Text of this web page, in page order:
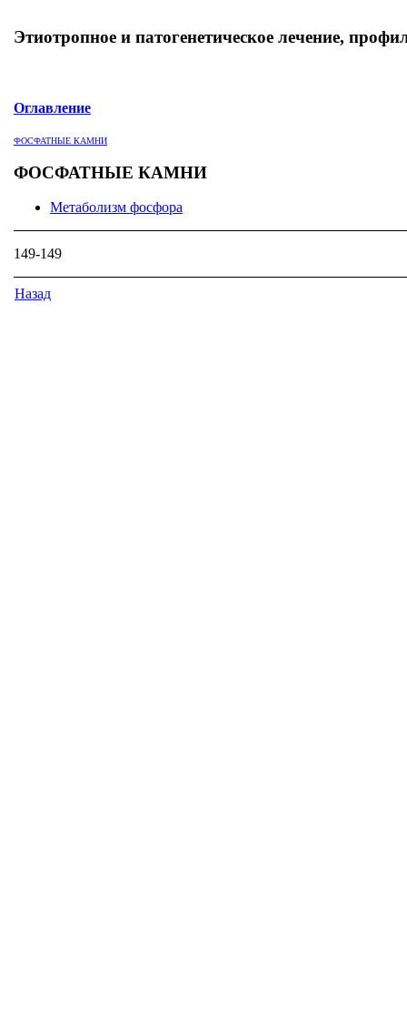
Этиотропное и патогенетическое лечение,
Оглавление
ФОСФАТНЫЕ КАМНИ
ФОСФАТНЫЕ КАМНИ
Метаболизм фосфора
149-149
Назад